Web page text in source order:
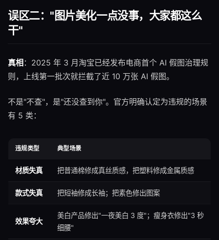
误区二："图片美化一点没事，大家都这么
干"
真相：2025 年 3 月淘宝已经发布电商首个 AI 假图治理规
则，上线第一批次就拦截了近 10 万张 AI 假图。
不是"不查"，是"还没查到你"。官方明确认定为违规的场景
有 5 类：
违规类型 典型场景
材质失真 把普通棉修成真丝质感，把塑料修成金属质感
款式失真 把短袖修成长袖；把素色修出图案
效果夸大
美白产品修出"一夜美白 3 度"；瘦身衣修出"3 秒
细腰"